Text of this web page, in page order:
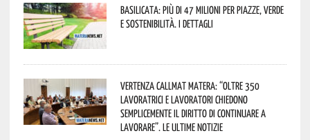
Basilicata: più di 47 milioni per piazze, verde
e sostenibilità. I dettagli
Vertenza CallMat Matera: “Oltre 350
lavoratrici e lavoratori chiedono
semplicemente il diritto di continuare a
lavorare”. Le ultime notizie